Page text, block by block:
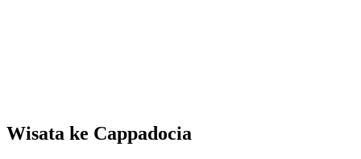
Wisata ke Cappadocia